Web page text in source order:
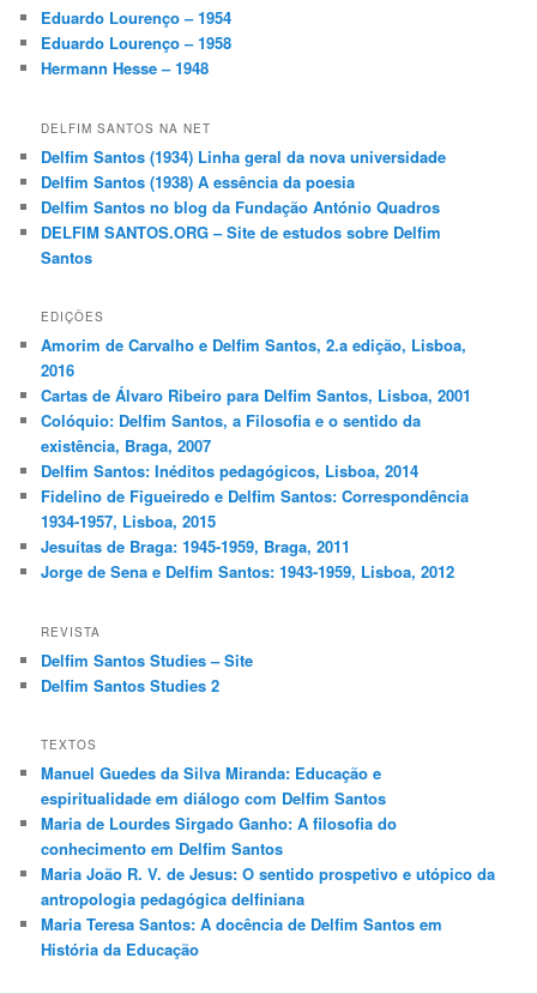
Eduardo Lourenço – 1954
Eduardo Lourenço – 1958
Hermann Hesse – 1948
DELFIM SANTOS NA NET
Delfim Santos (1934) Linha geral da nova universidade
Delfim Santos (1938) A essência da poesia
Delfim Santos no blog da Fundação António Quadros
DELFIM SANTOS.ORG – Site de estudos sobre Delfim
Santos
EDIÇÕES
Amorim de Carvalho e Delfim Santos, 2.a edição, Lisboa,
2016
Cartas de Álvaro Ribeiro para Delfim Santos, Lisboa, 2001
Colóquio: Delfim Santos, a Filosofia e o sentido da
existência, Braga, 2007
Delfim Santos: Inéditos pedagógicos, Lisboa, 2014
Fidelino de Figueiredo e Delfim Santos: Correspondência
1934-1957, Lisboa, 2015
Jesuítas de Braga: 1945-1959, Braga, 2011
Jorge de Sena e Delfim Santos: 1943-1959, Lisboa, 2012
REVISTA
Delfim Santos Studies – Site
Delfim Santos Studies 2
TEXTOS
Manuel Guedes da Silva Miranda: Educação e
espiritualidade em diálogo com Delfim Santos
Maria de Lourdes Sirgado Ganho: A filosofia do
conhecimento em Delfim Santos
Maria João R. V. de Jesus: O sentido prospetivo e utópico da
antropologia pedagógica delfiniana
Maria Teresa Santos: A docência de Delfim Santos em
História da Educação